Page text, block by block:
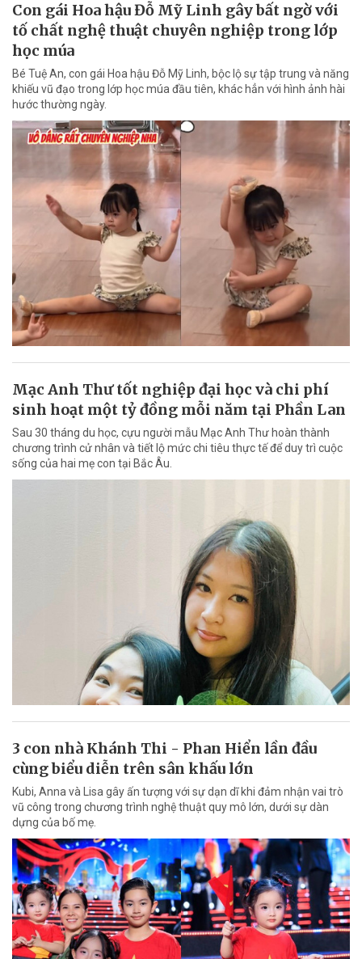
Con gái Hoa hậu Đỗ Mỹ Linh gây bất ngờ với
tố chất nghệ thuật chuyên nghiệp trong lớp
học múa
Bé Tuệ An, con gái Hoa hậu Đỗ Mỹ Linh, bộc lộ sự tập trung và năng
khiếu vũ đạo trong lớp học múa đầu tiên, khác hẳn với hình ảnh hài
hước thường ngày.
Mạc Anh Thư tốt nghiệp đại học và chi phí
sinh hoạt một tỷ đồng mỗi năm tại Phần Lan
Sau 30 tháng du học, cựu người mẫu Mạc Anh Thư hoàn thành
chương trình cử nhân và tiết lộ mức chi tiêu thực tế để duy trì cuộc
sống của hai mẹ con tại Bắc Âu.
3 con nhà Khánh Thi - Phan Hiển lần đầu
cùng biểu diễn trên sân khấu lớn
Kubi, Anna và Lisa gây ấn tượng với sự dạn dĩ khi đảm nhận vai trò
vũ công trong chương trình nghệ thuật quy mô lớn, dưới sự dàn
dựng của bố mẹ.